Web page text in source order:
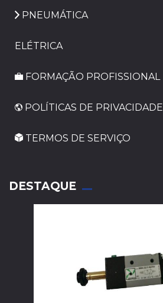
PNEUMÁTICA
ELÉTRICA
FORMAÇÃO PROFISSIONAL
POLÍTICAS DE PRIVACIDADE
TERMOS DE SERVIÇO
DESTAQUE